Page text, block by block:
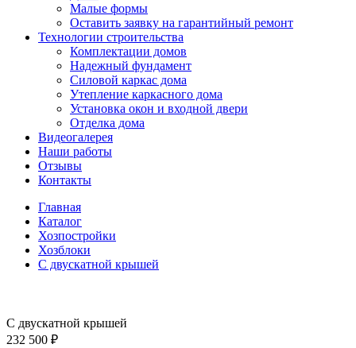
Малые формы
Оставить заявку на гарантийный ремонт
Технологии строительства
Комплектации домов
Надежный фундамент
Силовой каркас дома
Утепление каркасного дома
Установка окон и входной двери
Отделка дома
Видеогалерея
Наши работы
Отзывы
Контакты
Главная
Каталог
Хозпостройки
Хозблоки
С двускатной крышей
С двускатной крышей
232 500 ₽